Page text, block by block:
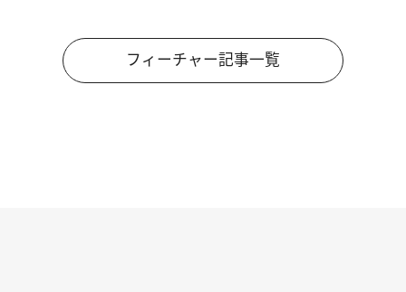
フィーチャー記事一覧